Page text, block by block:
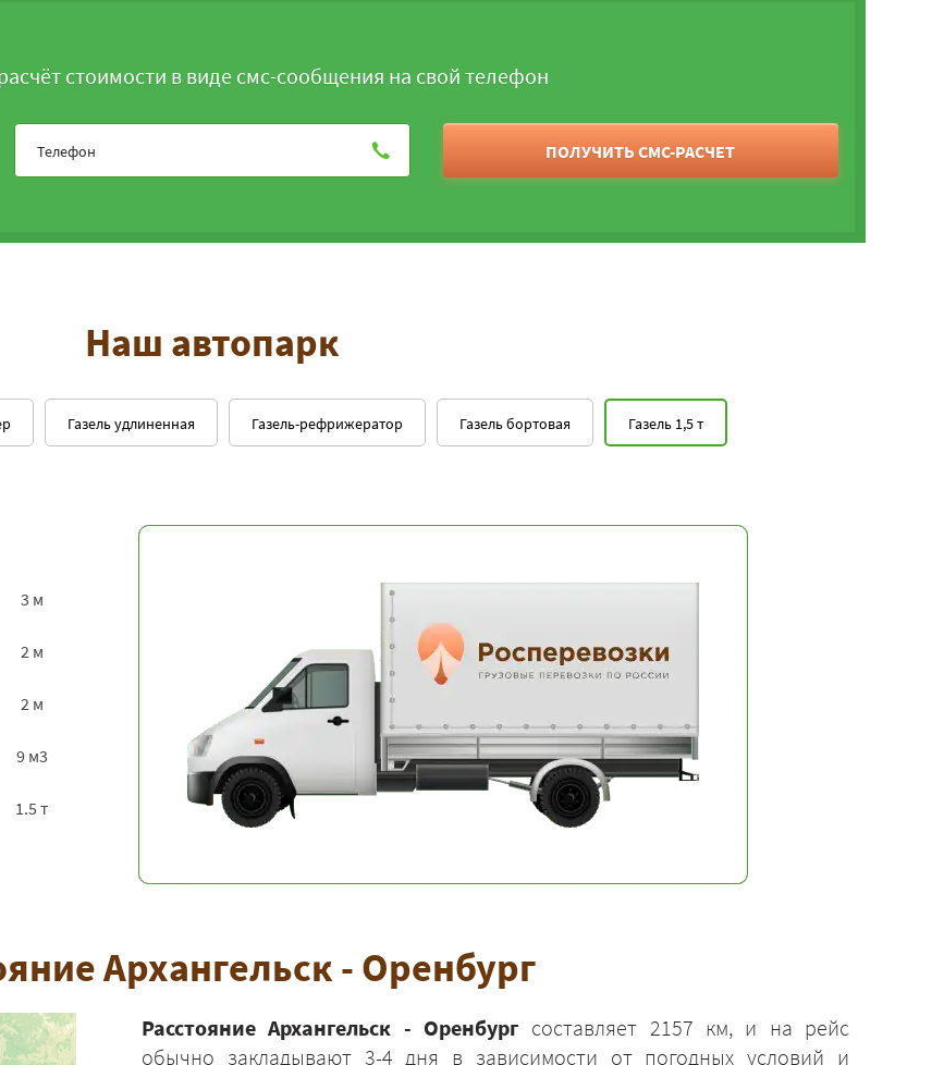
стоимости в виде смс-сообщения на свой телефон
ПОЛУЧИТЬ СМС-РАСЧЕТ
Наш автопарк
Газель 1,5 т
Газель удлиненная Газель бортовая
Газель-рефрижератор
3 м
2 м
2 м
9 м3
1.5 т
Архангельск - Оренбург
Расстояние Архангельск - Оренбург составляет 2157 км, и на рейс
обычно закладывают 3-4 дня в зависимости от погодных условий и